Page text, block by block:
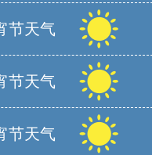
节天气
节天气
节天气